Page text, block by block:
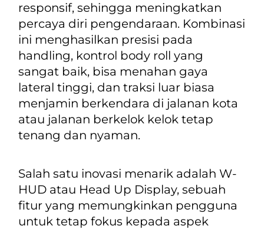
responsif, sehingga meningkatkan
percaya diri pengendaraan. Kombinasi
ini menghasilkan presisi pada
handling, kontrol body roll yang
sangat baik, bisa menahan gaya
lateral tinggi, dan traksi luar biasa
menjamin berkendara di jalanan kota
atau jalanan berkelok kelok tetap
tenang dan nyaman.
Salah satu inovasi menarik adalah W-
HUD atau Head Up Display, sebuah
fitur yang memungkinkan pengguna
untuk tetap fokus kepada aspek